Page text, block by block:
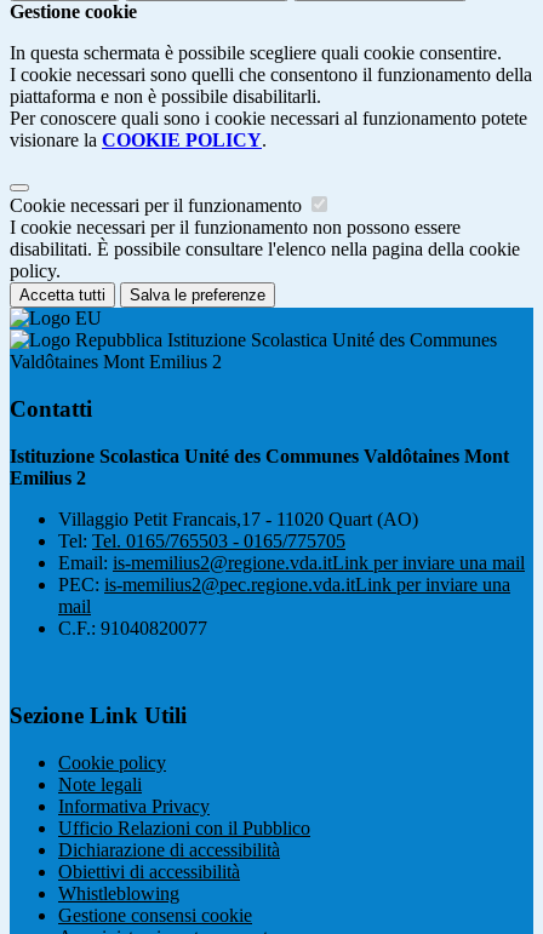
Gestione cookie
In questa schermata è possibile scegliere quali cookie consentire.
I cookie necessari sono quelli che consentono il funzionamento della
piattaforma e non è possibile disabilitarli.
Per conoscere quali sono i cookie necessari al funzionamento potete
visionare la COOKIE POLICY.
Cookie necessari per il funzionamento
I cookie necessari per il funzionamento non possono essere
disabilitati. È possibile consultare l'elenco nella pagina della cookie
policy.
Accetta tutti Salva le preferenze
Istituzione Scolastica Unité des Communes
Valdôtaines Mont Emilius 2
Contatti
Istituzione Scolastica Unité des Communes Valdôtaines Mont
Emilius 2
Villaggio Petit Francais,17 - 11020 Quart (AO)
Tel: Tel. 0165/765503 - 0165/775705
Email: is-memilius2@regione.vda.itLink per inviare una mail
PEC: is-memilius2@pec.regione.vda.itLink per inviare una
mail
C.F.: 91040820077
Sezione Link Utili
Cookie policy
Note legali
Informativa Privacy
Ufficio Relazioni con il Pubblico
Dichiarazione di accessibilità
Obiettivi di accessibilità
Whistleblowing
Gestione consensi cookie